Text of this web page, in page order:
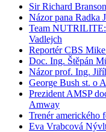
Sir Richard
Názor pana Radka
Team NUTRILITE:
Vadlejch
Reportér CBS
Doc. Ing. Štěpán
Názor prof. Ing.
George Bush st. o
Prezident AMSP
Amway
Trenér amerického
Eva Vrabcová